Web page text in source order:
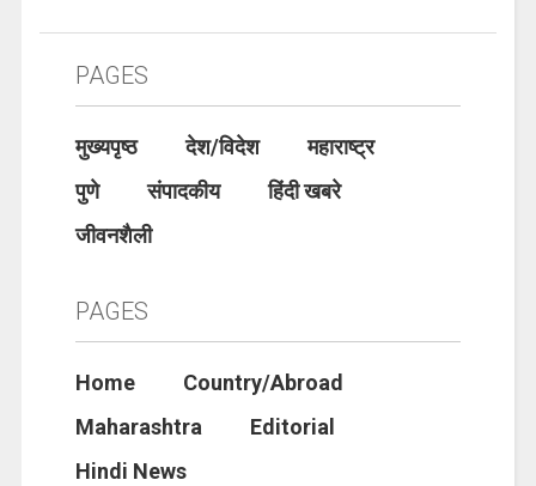
PAGES
मुख्यपृष्ठ देश/विदेश
महाराष्ट्र
पुणे
संपादकीय
हिंदी खबरे
जीवनशैली
PAGES
Home
Country/Abroad
Maharashtra
Editorial
Hindi News